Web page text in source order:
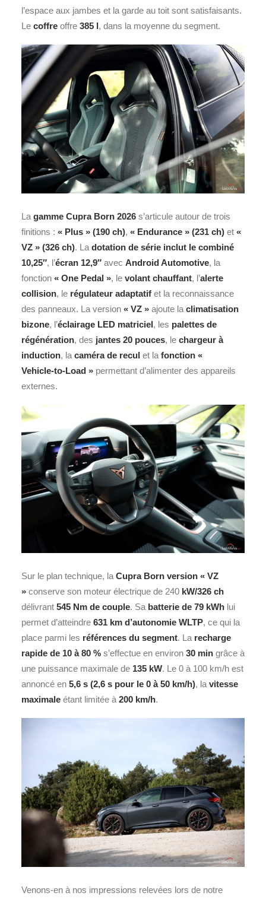
l’espace aux jambes et la garde au toit sont satisfaisants.
Le coffre offre 385 l, dans la moyenne du segment.
La gamme Cupra Born 2026 s’articule autour de trois
finitions : « Plus » (190 ch), « Endurance » (231 ch) et «
VZ » (326 ch). La dotation de série inclut le combiné
10,25″, l’écran 12,9″ avec Android Automotive, la
fonction « One Pedal », le volant chauffant, l’alerte
collision, le régulateur adaptatif et la reconnaissance
des panneaux. La version « VZ » ajoute la climatisation
bizone, l’éclairage LED matriciel, les palettes de
régénération, des jantes 20 pouces, le chargeur à
induction, la caméra de recul et la fonction «
Vehicle‑to‑Load » permettant d’alimenter des appareils
externes.
Sur le plan technique, la Cupra Born version « VZ
» conserve son moteur électrique de 240 kW/326 ch
délivrant 545 Nm de couple. Sa batterie de 79 kWh lui
permet d’atteindre 631 km d’autonomie WLTP, ce qui la
place parmi les références du segment. La recharge
rapide de 10 à 80 % s’effectue en environ 30 min grâce à
une puissance maximale de 135 kW. Le 0 à 100 km/h est
annoncé en 5,6 s (2,6 s pour le 0 à 50 km/h), la vitesse
maximale étant limitée à 200 km/h.
Venons-en à nos impressions relevées lors de notre